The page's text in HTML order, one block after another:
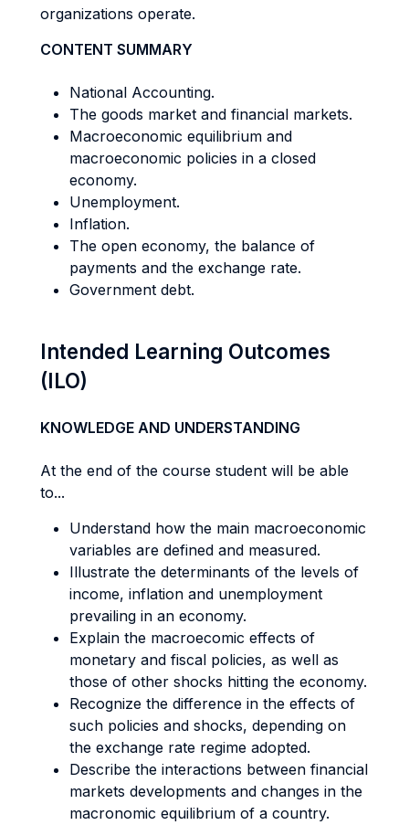
organizations operate.
CONTENT SUMMARY
National Accounting.
The goods market and financial markets.
Macroeconomic equilibrium and
macroeconomic policies in a closed
economy.
Unemployment.
Inflation.
The open economy, the balance of
payments and the exchange rate.
Government debt.
Intended Learning Outcomes
(ILO)
KNOWLEDGE AND UNDERSTANDING
At the end of the course student will be able
to...
Understand how the main macroeconomic
variables are defined and measured.
Illustrate the determinants of the levels of
income, inflation and unemployment
prevailing in an economy.
Explain the macroecomic effects of
monetary and fiscal policies, as well as
those of other shocks hitting the economy.
Recognize the difference in the effects of
such policies and shocks, depending on
the exchange rate regime adopted.
Describe the interactions between financial
markets developments and changes in the
macronomic equilibrium of a country.